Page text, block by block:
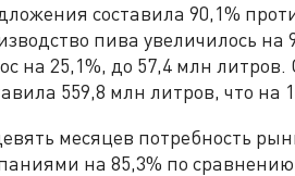
составила 90,1%
пива увеличилось на
на 25,1%, до 57,4 млн
559,8 млн литров, что
месяцев потребность
на 85,3% по